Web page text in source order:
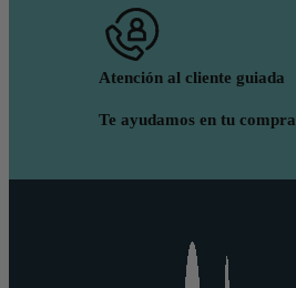
Atención al cliente guiada
Te ayudamos en tu compra